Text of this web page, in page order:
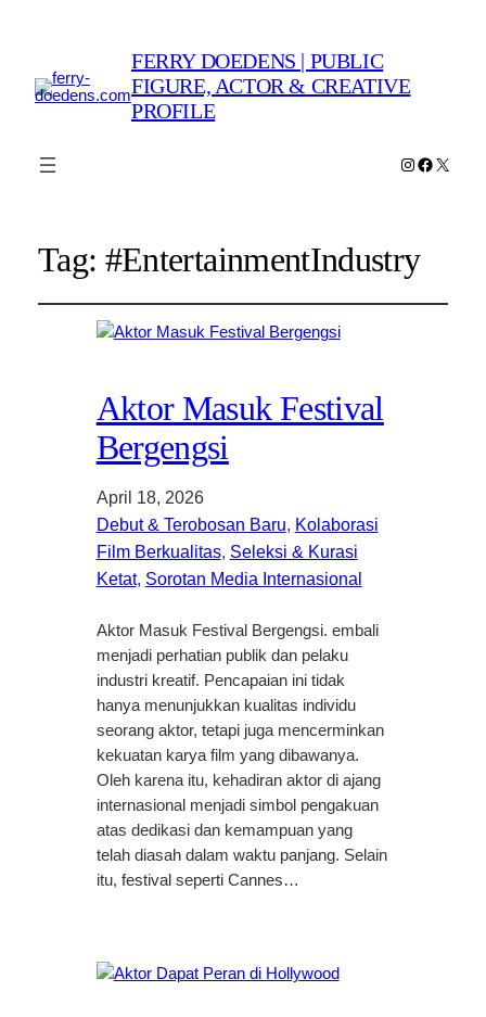
FERRY DOEDENS | PUBLIC
FIGURE, ACTOR & CREATIVE
PROFILE
Instagram
X
Tag: #EntertainmentIndustry
Aktor Masuk Festival
Bergengsi
April 18, 2026
Debut & Terobosan Baru, Kolaborasi
Film Berkualitas, Seleksi & Kurasi
Ketat, Sorotan Media Internasional
Aktor Masuk Festival Bergengsi. embali
menjadi perhatian publik dan pelaku
industri kreatif. Pencapaian ini tidak
hanya menunjukkan kualitas individu
seorang aktor, tetapi juga mencerminkan
kekuatan karya film yang dibawanya.
Oleh karena itu, kehadiran aktor di ajang
internasional menjadi simbol pengakuan
atas dedikasi dan kemampuan yang
telah diasah dalam waktu panjang. Selain
itu, festival seperti Cannes…